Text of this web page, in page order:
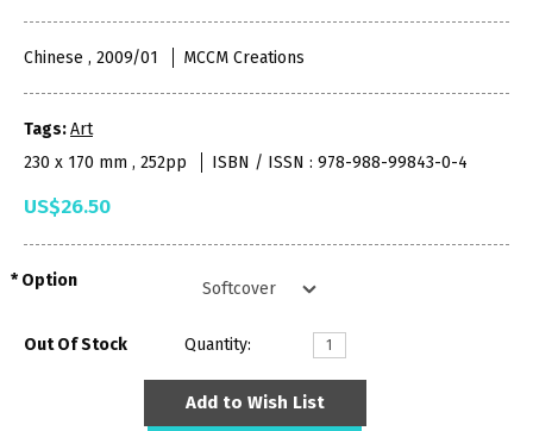
Chinese , 2009/01 MCCM Creations
Tags:Art
230 x 170 mm , 252pp
ISBN / ISSN : 978-988-99843-0-4
US$26.50
Option
Out Of Stock Quantity:
Add to Wish List